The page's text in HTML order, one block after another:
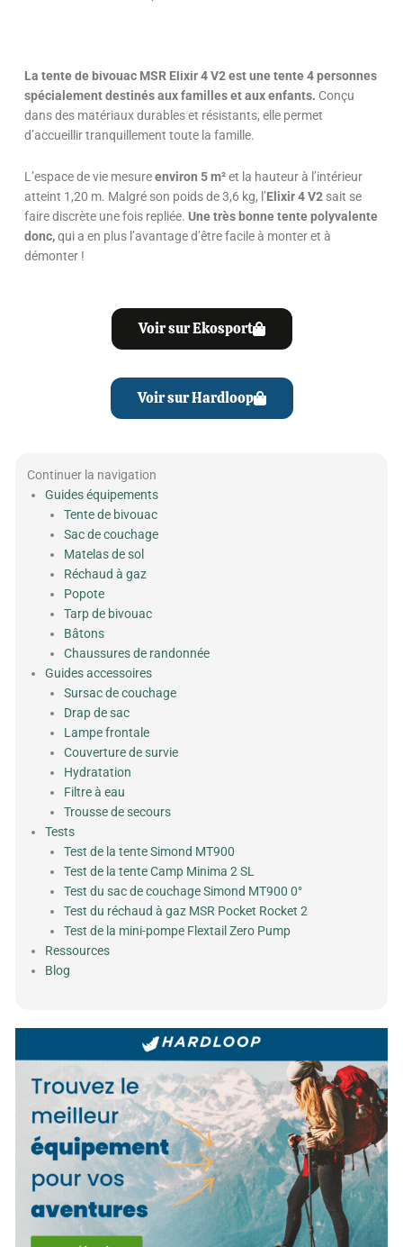
La tente de bivouac MSR Elixir 4 V2 est une tente 4 personnes
spécialement destinés aux familles et aux enfants. Conçu
dans des matériaux durables et résistants, elle permet
d’accueillir tranquillement toute la famille.
L’espace de vie mesureenviron 5 m²et la hauteur à l’intérieur
atteint 1,20 m. Malgré son poids de 3,6 kg, l’Elixir 4 V2 sait se
faire discrète une fois repliée.Une très bonne tente polyvalente
donc,qui a en plus l’avantage d’être facile à monter et à
démonter !
Voir sur Ekosport
Voir sur Hardloop
Continuer la navigation
Guides équipements
Tente de bivouac
Sac de couchage
Matelas de sol
Réchaud à gaz
Popote
Tarp de bivouac
Bâtons
Chaussures de randonnée
Guides accessoires
Sursac de couchage
Drap de sac
Lampe frontale
Couverture de survie
Hydratation
Filtre à eau
Trousse de secours
Tests
Test de la tente Simond MT900
Test de la tente Camp Minima 2 SL
Test du sac de couchage Simond MT900 0°
Test du réchaud à gaz MSR Pocket Rocket 2
Test de la mini-pompe Flextail Zero Pump
Ressources
Blog